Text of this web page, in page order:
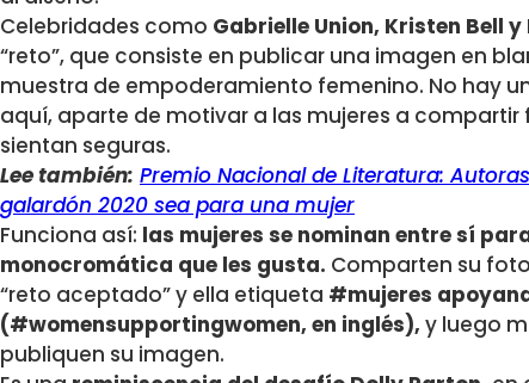
Celebridades como Gabrielle Union, Kristen Bell
“reto”, que consiste en publicar una imagen en
muestra de empoderamiento femenino. No hay
aquí, aparte de motivar a las mujeres a compartir
sientan seguras.
Lee también: Premio Nacional de Literatura:
galardón 2020 sea para una mujer
Funciona así: las mujeres se nominan entre sí
monocromática que les gusta. Comparten su
“reto aceptado” y ella etiqueta #mujeres
(#womensupportingwomen, en inglés), y luego
publiquen su imagen.